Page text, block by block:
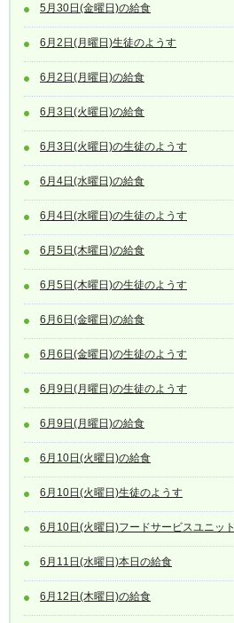
5月30日(金曜日)の給食
6月2日(月曜日)生徒のようす
6月2日(月曜日)の給食
6月3日(火曜日)の給食
6月3日(火曜日)の生徒のようす
6月4日(水曜日)の給食
6月4日(水曜日)の生徒のようす
6月5日(木曜日)の給食
6月5日(木曜日)の生徒のようす
6月6日(金曜日)の給食
6月6日(金曜日)の生徒のようす
6月9日(月曜日)の生徒のようす
6月9日(月曜日)の給食
6月10日(火曜日)の給食
6月10日(火曜日)生徒のようす
6月10日(火曜日)フードサービスユニット
6月11日(水曜日)本日の給食
6月12日(木曜日)の給食